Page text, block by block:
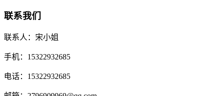
联系我们
联系人：宋小姐
手机：15322932685
电话：15322932685